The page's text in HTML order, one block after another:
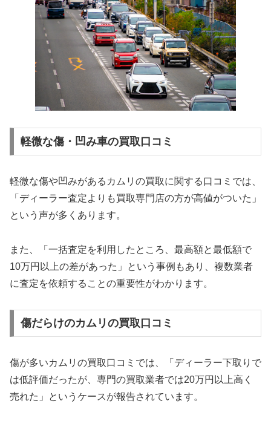
軽微な傷・凹み車の買取口コミ
軽微な傷や凹みがあるカムリの買取に関する口コミでは、
「ディーラー査定よりも買取専門店の方が高値がついた」
という声が多くあります。
また、「一括査定を利用したところ、最高額と最低額で
10万円以上の差があった」という事例もあり、複数業者
に査定を依頼することの重要性がわかります。
傷だらけのカムリの買取口コミ
傷が多いカムリの買取口コミでは、「ディーラー下取りで
は低評価だったが、専門の買取業者では20万円以上高く
売れた」というケースが報告されています。